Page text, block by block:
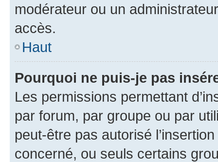
modérateur ou un
accès.
Haut
Pourquoi ne puis-je pas
Les permissions permettant
par forum, par groupe ou par
peut-être pas autorisé
concerné, ou seuls certains